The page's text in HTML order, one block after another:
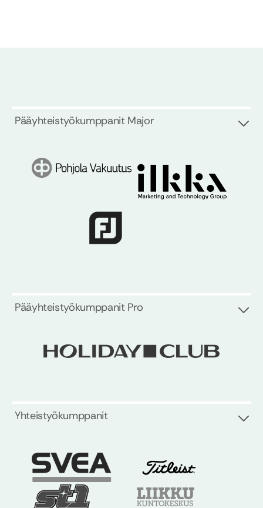
Pääyhteistyökumppanit Major
Pääyhteistyökumppanit Pro
Yhteistyökumppanit